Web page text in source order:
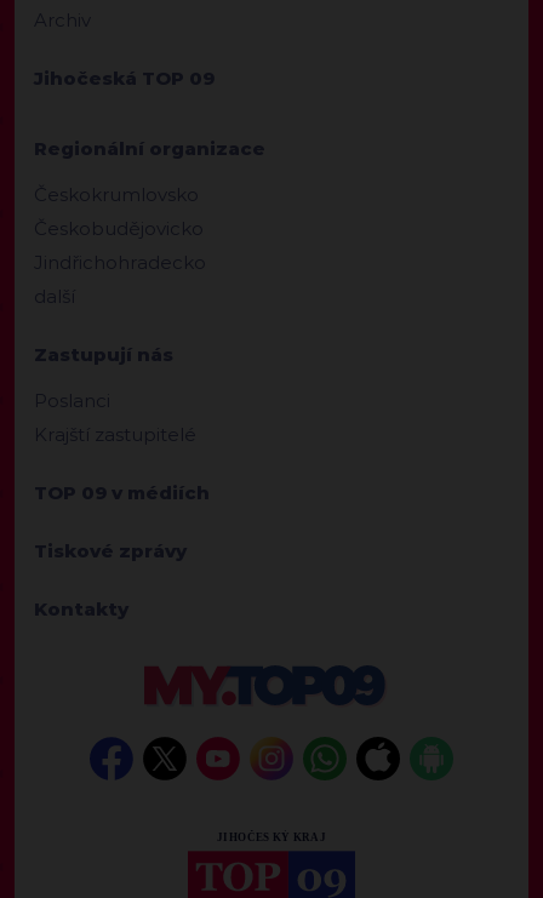
Archiv
Jihočeská TOP 09
Regionální organizace
Českokrumlovsko
Českobudějovicko
Jindřichohradecko
další
Zastupují nás
Poslanci
Krajští zastupitelé
TOP 09 v médiích
Tiskové zprávy
Kontakty